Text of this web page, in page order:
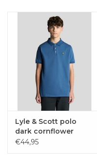
Lyle & Scott polo
dark cornflower
blauw
€44,95